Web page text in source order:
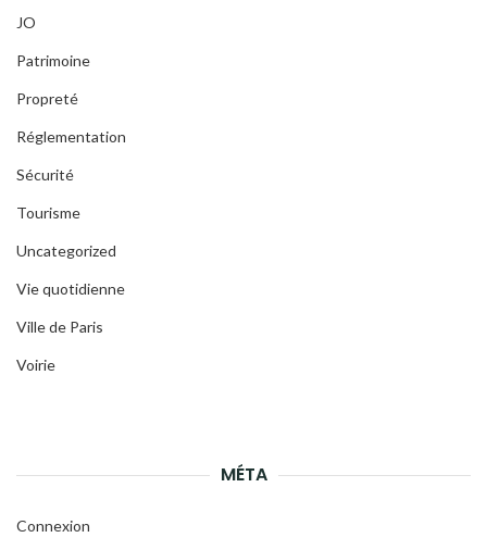
JO
Patrimoine
Propreté
Réglementation
Sécurité
Tourisme
Uncategorized
Vie quotidienne
Ville de Paris
Voirie
MÉTA
Connexion